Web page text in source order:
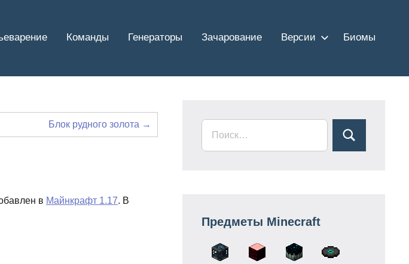
Команды Генераторы Зачарование Версии Биомы
Блок рудного золота →
в Майнкрафт 1.17. В
Предметы Minecraft